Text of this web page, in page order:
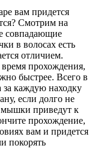
вам придется
Смотрим на
совпадающие
в волосах есть
отличием.
прохождения,
быстрее. Всего в
каждую находку
если долго не
мышки приведут к
прохождение,
вам и придется
покорять